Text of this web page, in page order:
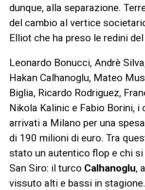
dunque, alla separazione.
del cambio al vertice
Elliot che ha preso le redini
Leonardo Bonucci, Andrè
Hakan Calhanoglu, Mateo
Biglia, Ricardo Rodriguez,
Nikola Kalinic e Fabio Borini, i
arrivati a Milano per una
di 190 milioni di euro. Tra
stato un autentico flop e chi
San Siro: il turco Calhanoglu,
vissuto alti e bassi in